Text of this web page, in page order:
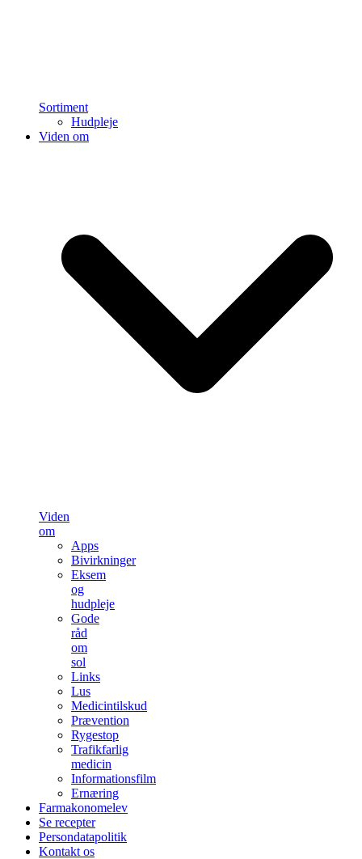
Sortiment
Hudpleje
Viden om
Viden
om
Apps
Bivirkninger
Eksem
og
hudpleje
Gode
råd
om
sol
Links
Lus
Medicintilskud
Prævention
Rygestop
Trafikfarlig
medicin
Informationsfilm
Ernæring
Farmakonomelev
Se recepter
Persondatapolitik
Kontakt os